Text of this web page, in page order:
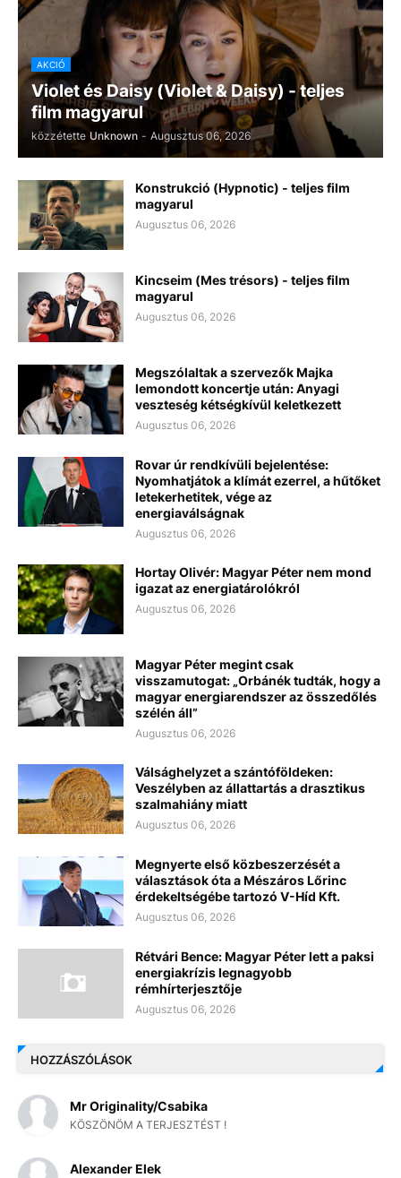
AKCIÓ
Violet és Daisy (Violet & Daisy) - teljes
film magyarul
közzétette Unknown - Augusztus 06, 2026
Konstrukció (Hypnotic) - teljes film
magyarul
Augusztus 06, 2026
Kincseim (Mes trésors) - teljes film
magyarul
Augusztus 06, 2026
Megszólaltak a szervezők Majka
lemondott koncertje után: Anyagi
veszteség kétségkívül keletkezett
Augusztus 06, 2026
Rovar úr rendkívüli bejelentése:
Nyomhatjátok a klímát ezerrel, a hűtőket
letekerhetitek, vége az
energiaválságnak
Augusztus 06, 2026
Hortay Olivér: Magyar Péter nem mond
igazat az energiatárolókról
Augusztus 06, 2026
Magyar Péter megint csak
visszamutogat: „Orbánék tudták, hogy a
magyar energiarendszer az összedőlés
szélén áll”
Augusztus 06, 2026
Válsághelyzet a szántóföldeken:
Veszélyben az állattartás a drasztikus
szalmahiány miatt
Augusztus 06, 2026
Megnyerte első közbeszerzését a
választások óta a Mészáros Lőrinc
érdekeltségébe tartozó V-Híd Kft.
Augusztus 06, 2026
Rétvári Bence: Magyar Péter lett a paksi
energiakrízis legnagyobb
rémhírterjesztője
Augusztus 06, 2026
HOZZÁSZÓLÁSOK
Mr Originality/Csabika
KÖSZÖNÖM A TERJESZTÉST !
Alexander Elek